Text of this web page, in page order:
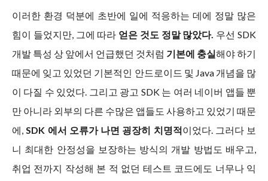
이러한 환경 덕분에 초반에 일에 적응하는 데에 정말 많은
힘이 들었지만, 그에 따라 얻은 것도 정말 많았다. 우선 SDK
개발 특성 상 앞에서 언급했던 것처럼 기본에 충실해야 하기
때문에 잊고 있었던 기본적인 안드로이드 및 Java 개념을 많
이 다질 수 있었다. 그리고 광고 SDK 는 여러 네이버 앱들 뿐
만 아니라 외부의 다른 수많은 앱들도 사용하고 있었기 때문
에, SDK 에서 오류가 나면 굉장히 치명적이었다. 그러다 보
니 최대한 안정성을 보장하는 방식의 개발 방법도 배우고,
취업 전까지 작성해 본 적 없던 테스트 코드에도 너무나 익